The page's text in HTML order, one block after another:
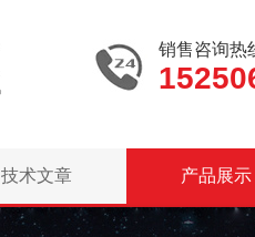
销售咨询热
技术文章 产品展示